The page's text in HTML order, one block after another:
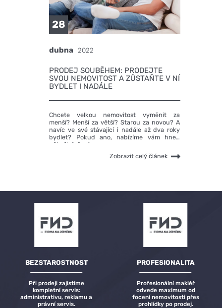
28
dubna 2022
PRODEJ SOUBĚHEM: PRODEJTE
SVOU NEMOVITOST A ZŮSTAŇTE V NÍ
BYDLET I NADÁLE
Chcete velkou nemovitost vyměnit za
menší? Menší za větší? Starou za novou? A
navíc ve své stávající i nadále až dva roky
bydlet? Pokud ano, nabízíme vám hned
několik řešení.
Zobrazit celý článek
BEZSTAROSTNOST
Při prodeji zajistíme
kompletní servis:
administrativu, reklamu a
právní servis.
PROFESIONALITA
Profesionální makléř
odvede maximum od
focení nemovitosti přes
prohlídky po prodej.